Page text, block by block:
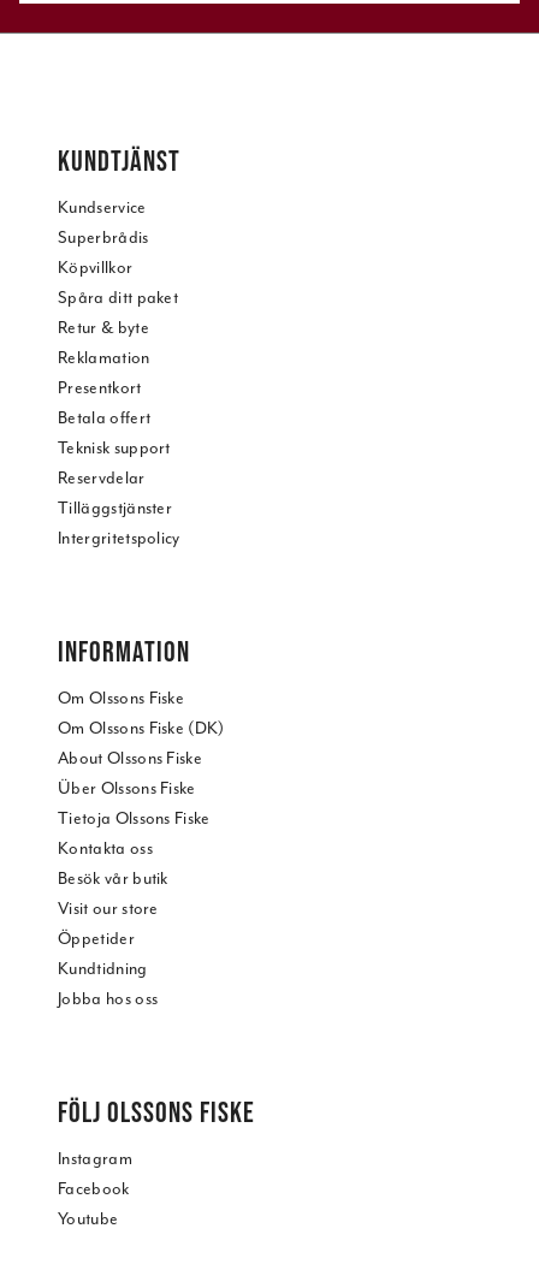
KUNDTJÄNST
Kundservice
Superbrådis
Köpvillkor
Spåra ditt paket
Retur & byte
Reklamation
Presentkort
Betala offert
Teknisk support
Reservdelar
Tilläggstjänster
Intergritetspolicy
INFORMATION
Om Olssons Fiske
Om Olssons Fiske (DK)
About Olssons Fiske
Über Olssons Fiske
Tietoja Olssons Fiske
Kontakta oss
Besök vår butik
Visit our store
Öppetider
Kundtidning
Jobba hos oss
FÖLJ OLSSONS FISKE
Instagram
Facebook
Youtube